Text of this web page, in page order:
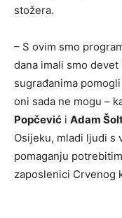
stožera.
– S ovim smo
dana imali smo
sugrađanima
oni sada ne mogu –
Popčević i Adam
Osijeku, mladi ljudi s
pomaganju
zaposlenici Crvenog